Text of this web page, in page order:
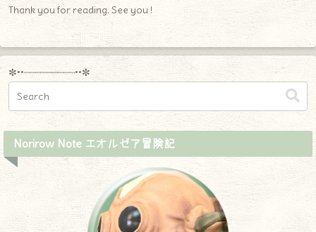
Thank you for reading. See you !
✼••┈┈┈┈┈┈┈┈┈••✼
Norirow Note エオルゼア冒険記